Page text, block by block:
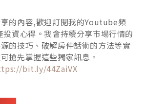
的內容,歡迎訂閱我的Youtube頻
資心得。我會持續分享市場行情的
的技巧、破解房仲話術的方法等實
搶先掌握這些獨家訊息。
bit.ly/44ZaiVX